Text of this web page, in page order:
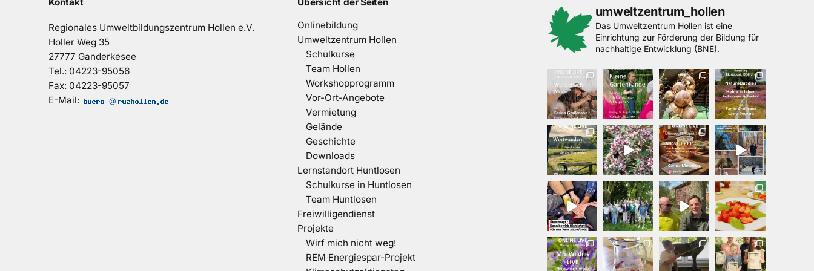
Regionales Umweltbildungszentrum Hollen e.V.
Holler Weg 35
27777 Ganderkesee
Tel.: 04223-95056
Fax: 04223-95057
E-Mail:
@
Onlinebildung
Umweltzentrum Hollen
Schulkurse
Team Hollen
Workshopprogramm
Vor-Ort-Angebote
Vermietung
Gelände
Geschichte
Downloads
Lernstandort Huntlosen
Schulkurse in Huntlosen
Team Huntlosen
Freiwilligendienst
Projekte
Wirf mich nicht weg!
REM Energiespar-Projekt
umweltzentrum_hollen
Das Umweltzentrum Hollen ist eine
Einrichtung zur Förderung der Bildung für
nachhaltige Entwicklung (BNE).